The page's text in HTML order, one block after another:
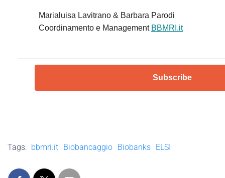
Marialuisa Lavitrano & Barbara Parodi
Coordinamento e Management BBMRI.it
Subscribe
Tags: bbmri.it Biobancaggio Biobanks ELSI